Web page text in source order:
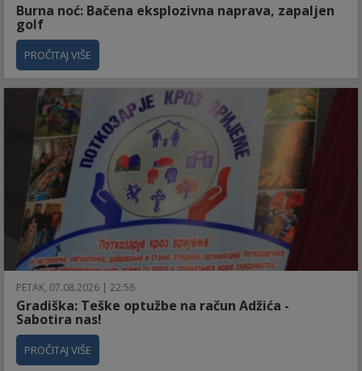
Burna noć: Bačena eksplozivna naprava, zapaljen
golf
PROČITAJ VIŠE
PETAK, 07.08.2026 | 22:56
Gradiška: Teške optužbe na račun Adžića -
Sabotira nas!
PROČITAJ VIŠE